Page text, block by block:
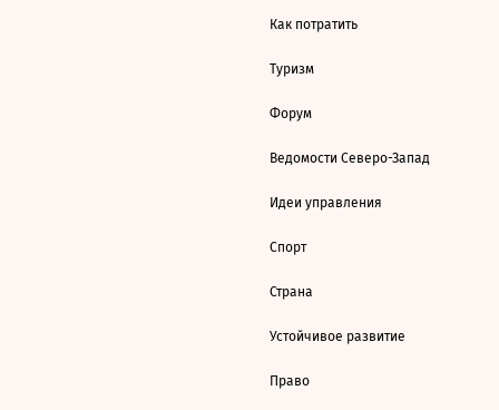
Как потратить
Туризм
Форум
Ведомости Северо-Запад
Идеи управления
Спорт
Страна
Устойчивое развитие
Право